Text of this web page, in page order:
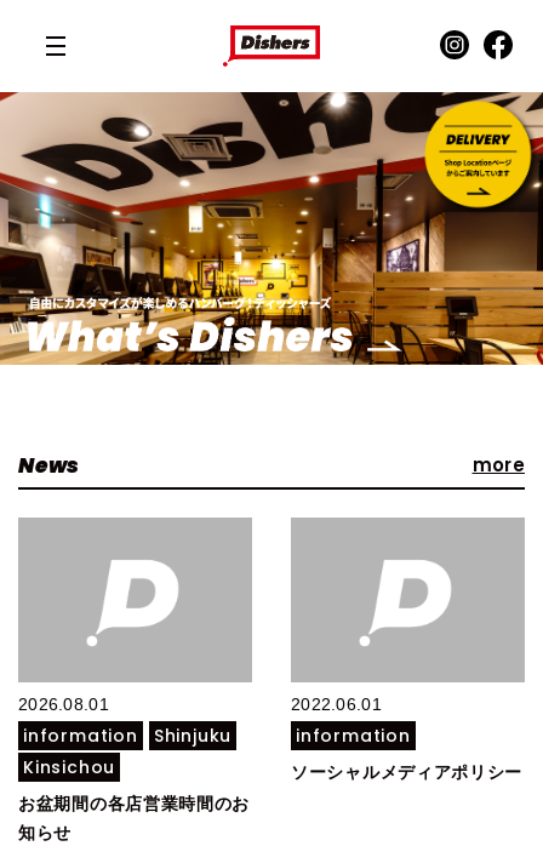
News more
2026.08.01
information
Shinjuku
Kinsichou
お盆期間の各店営業時間のお
知らせ
2022.06.01
information
ソーシャルメディアポリシー